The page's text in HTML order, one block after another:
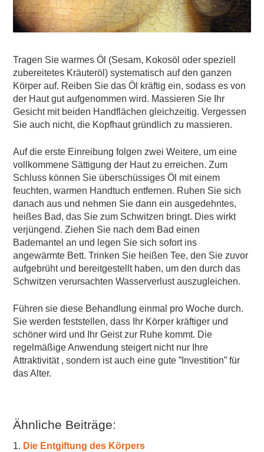
Tragen Sie warmes Öl (Sesam, Kokosöl oder speziell
zubereitetes Kräuteröl) systematisch auf den ganzen
Körper auf. Reiben Sie das Öl kräftig ein, sodass es von
der Haut gut aufgenommen wird. Massieren Sie Ihr
Gesicht mit beiden Handflächen gleichzeitig. Vergessen
Sie auch nicht, die Kopfhaut gründlich zu massieren.
Auf die erste Einreibung folgen zwei Weitere, um eine
vollkommene Sättigung der Haut zu erreichen. Zum
Schluss können Sie überschüssiges Öl mit einem
feuchten, warmen Handtuch entfernen. Ruhen Sie sich
danach aus und nehmen Sie dann ein ausgedehntes,
heißes Bad, das Sie zum Schwitzen bringt. Dies wirkt
verjüngend. Ziehen Sie nach dem Bad einen
Bademantel an und legen Sie sich sofort ins
angewärmte Bett. Trinken Sie heißen Tee, den Sie zuvor
aufgebrüht und bereitgestellt haben, um den durch das
Schwitzen verursachten Wasserverlust auszugleichen.
Führen sie diese Behandlung einmal pro Woche durch.
Sie werden feststellen, dass Ihr Körper kräftiger und
schöner wird und Ihr Geist zur Ruhe kommt. Die
regelmäßige Anwendung steigert nicht nur Ihre
Attraktivität , sondern ist auch eine gute ”Investition” für
das Alter.
Ähnliche Beiträge:
Die Entgiftung des Körpers